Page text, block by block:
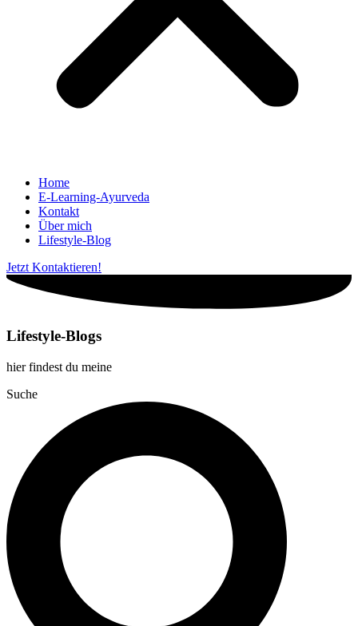
Home
E-Learning-Ayurveda
Kontakt
Über mich
Lifestyle-Blog
Jetzt Kontaktieren!
Lifestyle-Blogs
hier findest du meine
Suche